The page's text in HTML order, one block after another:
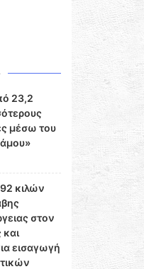
23,2
μέσω του
κιλών
στον
και
εισαγωγή